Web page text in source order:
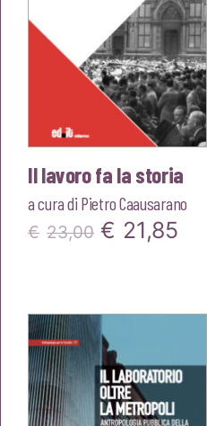
Il lavoro fa la storia
a cura di Pietro Caausarano
€ 23,00 Il
era:
€23,00.
€ 21,85